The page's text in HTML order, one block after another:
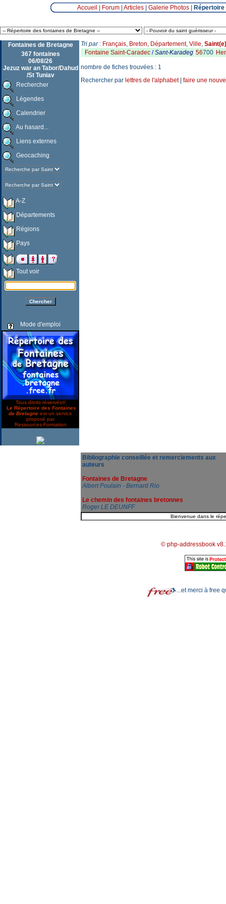
Accueil Forum| Articles| Galerie Photos|
Fontaines de Bretagne
367 fontaines
06/08/26
Jezuz war an Tabor/Dahud
/St Tuniav
Rechercher
Légendes
Calendrier
Au hasard...
Liens externes
Geocaching
A-Z
Départements
Régions
Pays
Tout voir
Mode d'emploi
Tous droits réservés©
Le Répertoire des Fontaines
de Bretagne est un service
proposé par
Ressources-Formation
Tri par: Français, Breton, Département, Ville, Saint(e)
Fontaine Saint-Caradec /Sant-Karadeg 56700
nombre de fiches trouvées : 1
Rechercher par lettres de l'alphabet| faire une
Bibliographie conseillée et remerciements aux
auteurs
Fontaines de Bretagne
Albert Poulain - Bernard Rio
Le chemin des fontaines bretonnes
Roger LE DEUNFF
© php-addressbook
...et merci à free